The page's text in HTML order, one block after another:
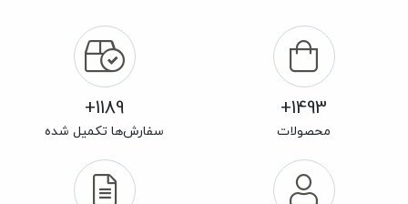
1493+
محصولات
1189+
سفارش‌ها تکمیل شده